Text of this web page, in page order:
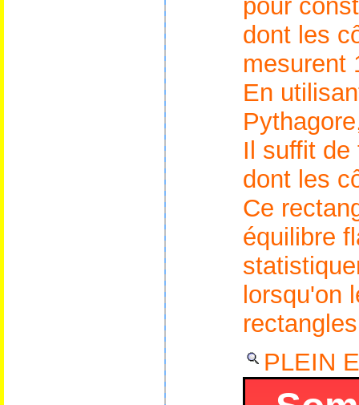
pour
dont les
mesurent
En
Il suffit de
dont les
Ce
équilibre
lorsqu'on
PLEIN